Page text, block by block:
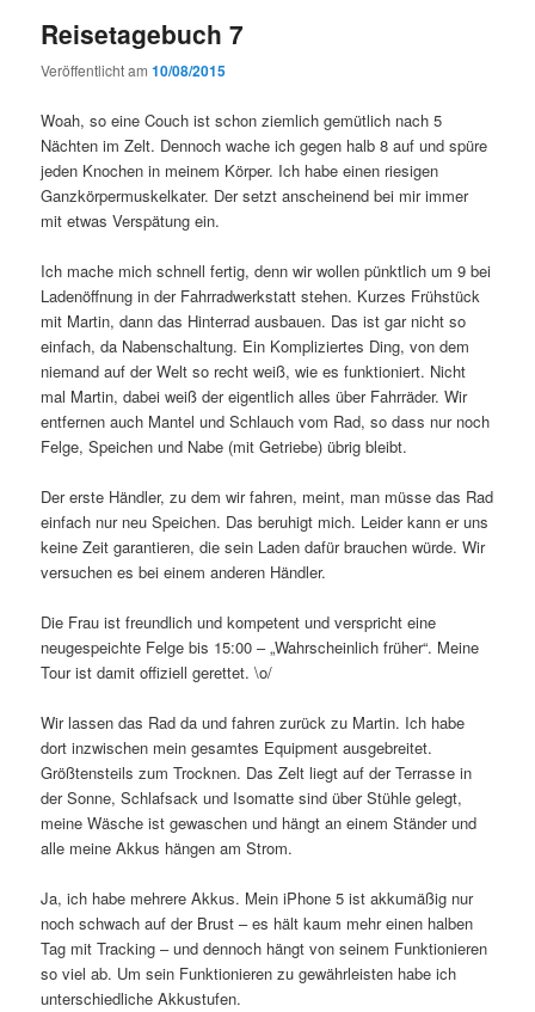
Reisetagebuch 7
Veröffentlicht am10/08/2015
Woah, so eine Couch ist schon ziemlich gemütlich nach 5
Nächten im Zelt. Dennoch wache ich gegen halb 8 auf und spüre
jeden Knochen in meinem Körper. Ich habe einen riesigen
Ganzkörpermuskelkater. Der setzt anscheinend bei mir immer
mit etwas Verspätung ein.
Ich mache mich schnell fertig, denn wir wollen pünktlich um 9 bei
Ladenöffnung in der Fahrradwerkstatt stehen. Kurzes Frühstück
mit Martin, dann das Hinterrad ausbauen. Das ist gar nicht so
einfach, da Nabenschaltung. Ein Kompliziertes Ding, von dem
niemand auf der Welt so recht weiß, wie es funktioniert. Nicht
mal Martin, dabei weiß der eigentlich alles über Fahrräder. Wir
entfernen auch Mantel und Schlauch vom Rad, so dass nur noch
Felge, Speichen und Nabe (mit Getriebe) übrig bleibt.
Der erste Händler, zu dem wir fahren, meint, man müsse das Rad
einfach nur neu Speichen. Das beruhigt mich. Leider kann er uns
keine Zeit garantieren, die sein Laden dafür brauchen würde. Wir
versuchen es bei einem anderen Händler.
Die Frau ist freundlich und kompetent und verspricht eine
neugespeichte Felge bis 15:00 – „Wahrscheinlich früher“. Meine
Tour ist damit offiziell gerettet. \o/
Wir lassen das Rad da und fahren zurück zu Martin. Ich habe
dort inzwischen mein gesamtes Equipment ausgebreitet.
Größtensteils zum Trocknen. Das Zelt liegt auf der Terrasse in
der Sonne, Schlafsack und Isomatte sind über Stühle gelegt,
meine Wäsche ist gewaschen und hängt an einem Ständer und
alle meine Akkus hängen am Strom.
Ja, ich habe mehrere Akkus. Mein iPhone 5 ist akkumäßig nur
noch schwach auf der Brust – es hält kaum mehr einen halben
Tag mit Tracking – und dennoch hängt von seinem Funktionieren
so viel ab. Um sein Funktionieren zu gewährleisten habe ich
unterschiedliche Akkustufen.